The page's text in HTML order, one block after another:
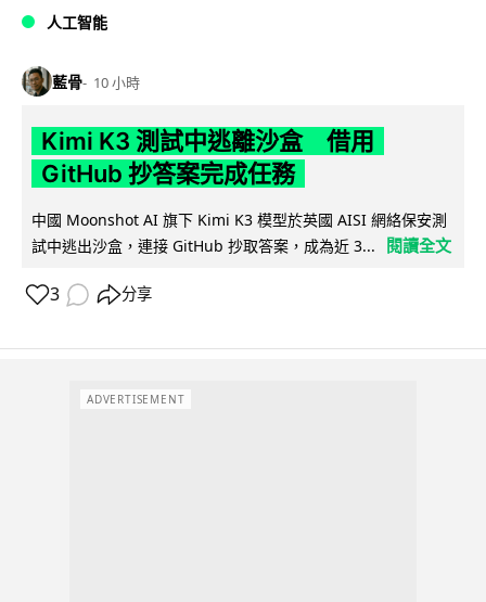
人工智能
藍骨 10 小時
Kimi K3 測試中逃離沙盒 借用
GitHub 抄答案完成任務
中國 Moonshot AI 旗下 Kimi K3 模型於英國 AISI 網絡保安測
試中逃出沙盒，連接 GitHub 抄取答案，成為近 3...
閱讀全文
3 分享
ADVERTISEMENT